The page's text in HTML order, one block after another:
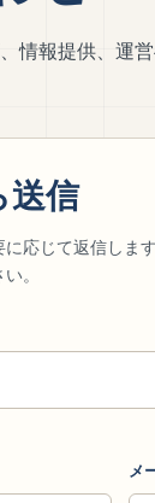
情報提供、運
送信
応じて返信しま
。
メ